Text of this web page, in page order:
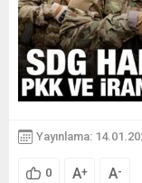
Yayınlama:
0 A+ A-